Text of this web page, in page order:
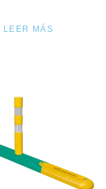
LEER MÁS